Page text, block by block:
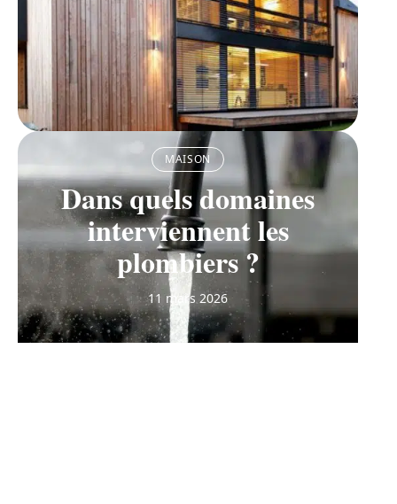
MAISON
Dans quels domaines
interviennent les
plombiers ?
11 mars 2026